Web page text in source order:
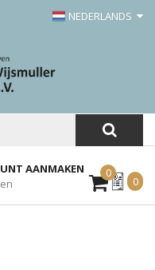
NEDERLANDS
AANMAKEN
0Mijn
Offerte
0